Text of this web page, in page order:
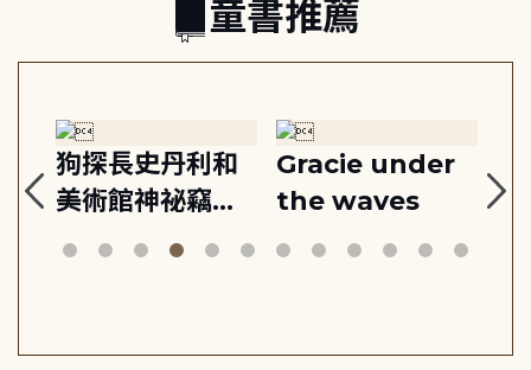
童書推薦
狗探長史丹利和
美術館神祕竊盜
案
Gracie under
the waves